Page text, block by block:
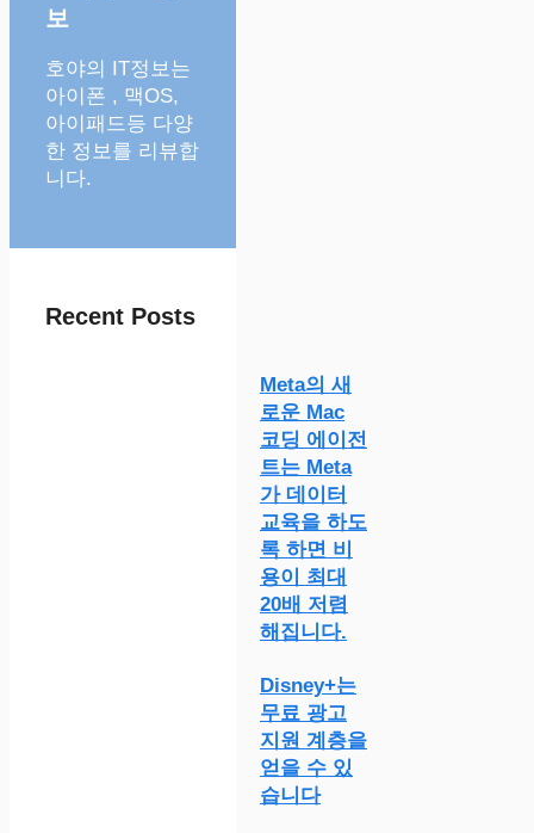
보
호야의 IT정보는
아이폰 , 맥OS,
아이패드등 다양
한 정보를 리뷰합
니다.
Recent Posts
Meta의 새
로운 Mac
코딩 에이전
트는 Meta
가 데이터
교육을 하도
록 하면 비
용이 최대
20배 저렴
해집니다.
Disney+는
무료 광고
지원 계층을
얻을 수 있
습니다